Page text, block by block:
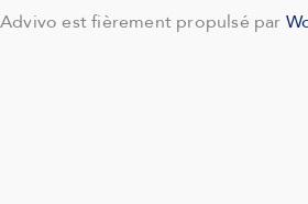
Advivo est fièrement propulsé par